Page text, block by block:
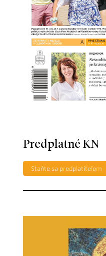
Predplatné KN
Staňte sa predplatiteľom